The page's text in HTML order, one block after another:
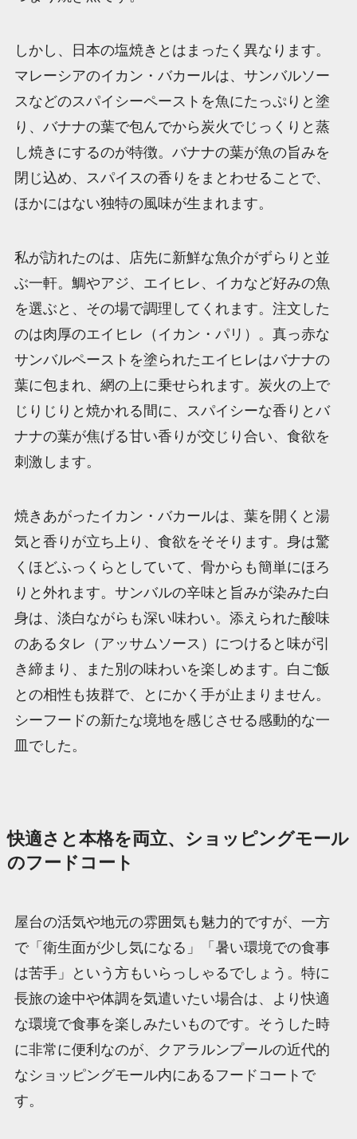
しかし、日本の塩焼きとはまったく異なります。
マレーシアのイカン・バカールは、サンバルソー
スなどのスパイシーペーストを魚にたっぷりと塗
り、バナナの葉で包んでから炭火でじっくりと蒸
し焼きにするのが特徴。バナナの葉が魚の旨みを
閉じ込め、スパイスの香りをまとわせることで、
ほかにはない独特の風味が生まれます。
私が訪れたのは、店先に新鮮な魚介がずらりと並
ぶ一軒。鯛やアジ、エイヒレ、イカなど好みの魚
を選ぶと、その場で調理してくれます。注文した
のは肉厚のエイヒレ（イカン・パリ）。真っ赤な
サンバルペーストを塗られたエイヒレはバナナの
葉に包まれ、網の上に乗せられます。炭火の上で
じりじりと焼かれる間に、スパイシーな香りとバ
ナナの葉が焦げる甘い香りが交じり合い、食欲を
刺激します。
焼きあがったイカン・バカールは、葉を開くと湯
気と香りが立ち上り、食欲をそそります。身は驚
くほどふっくらとしていて、骨からも簡単にほろ
りと外れます。サンバルの辛味と旨みが染みた白
身は、淡白ながらも深い味わい。添えられた酸味
のあるタレ（アッサムソース）につけると味が引
き締まり、また別の味わいを楽しめます。白ご飯
との相性も抜群で、とにかく手が止まりません。
シーフードの新たな境地を感じさせる感動的な一
皿でした。
快適さと本格を両立、ショッピングモール
のフードコート
屋台の活気や地元の雰囲気も魅力的ですが、一方
で「衛生面が少し気になる」「暑い環境での食事
は苦手」という方もいらっしゃるでしょう。特に
長旅の途中や体調を気遣いたい場合は、より快適
な環境で食事を楽しみたいものです。そうした時
に非常に便利なのが、クアラルンプールの近代的
なショッピングモール内にあるフードコートで
す。